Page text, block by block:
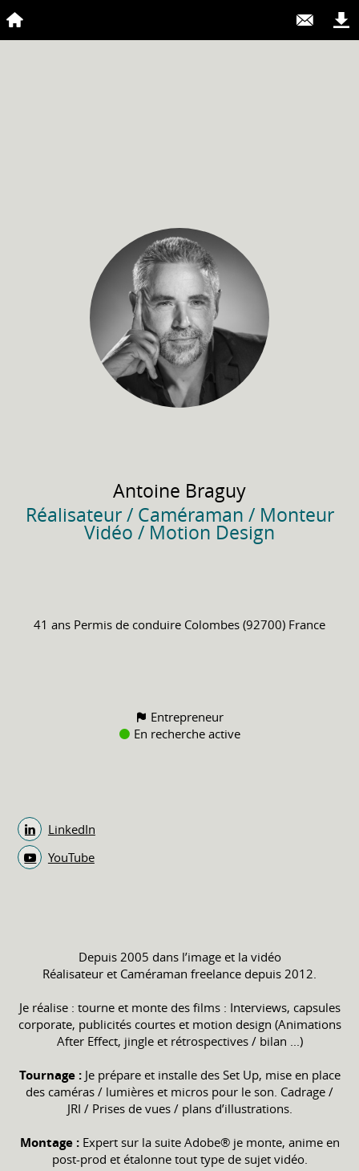
Antoine Braguy
Réalisateur / Caméraman / Monteur
Vidéo / Motion Design
41 ans Permis de conduire Colombes (92700) France
Entrepreneur
En recherche active
LinkedIn
YouTube
Depuis 2005 dans l’image et la vidéo
Réalisateur et Caméraman freelance depuis 2012.
Je réalise : tourne et monte des films : Interviews, capsules
corporate, publicités courtes et motion design (Animations
After Effect, jingle et rétrospectives / bilan ...)
Tournage :Je prépare et installe des Set Up, mise en place
des caméras / lumières et micros pour le son. Cadrage /
JRI / Prises de vues / plans d’illustrations.
Montage :Expert sur la suite Adobe® je monte, anime en
post-prod et étalonne tout type de sujet vidéo.